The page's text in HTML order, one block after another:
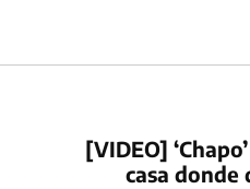
[VIDEO]
casa donde